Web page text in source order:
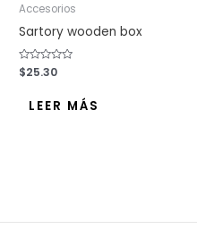
Accesorios
Sartory wooden box
Valorado
con
$25.30
LEER MÁS